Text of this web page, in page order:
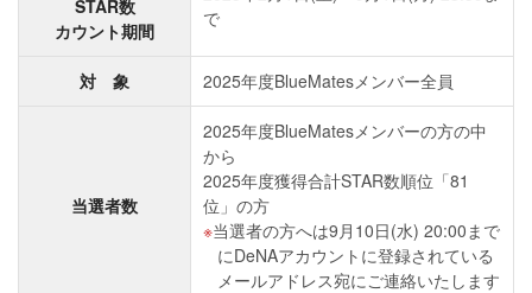
STAR数
カウント期間
で
対 象 2025年度BlueMatesメンバー全員
当選者数
2025年度BlueMatesメンバーの方の中
から
2025年度獲得合計STAR数順位「81
位」の方
当選者の方へは9月10日(水) 20:00まで
にDeNAアカウントに登録されている
メールアドレス宛にご連絡いたします